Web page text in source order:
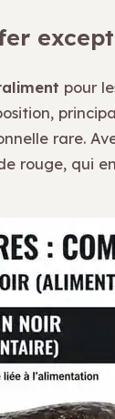
pour
rare.
rouge, qui